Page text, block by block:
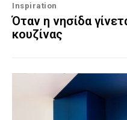
Inspiration
Όταν η νησίδα
κουζίνας